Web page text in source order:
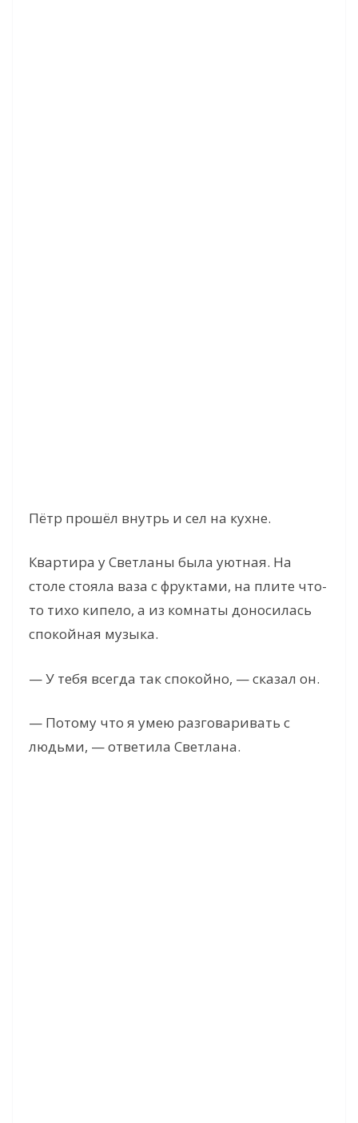
Пётр прошёл внутрь и сел на кухне.
Квартира у Светланы была уютная. На
столе стояла ваза с фруктами, на плите что-
то тихо кипело, а из комнаты доносилась
спокойная музыка.
— У тебя всегда так спокойно, — сказал он.
— Потому что я умею разговаривать с
людьми, — ответила Светлана.